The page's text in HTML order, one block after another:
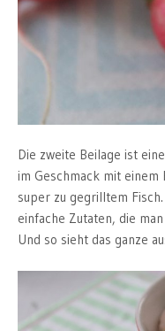
Die zweite Beilage ist
im Geschmack mit einem
super zu gegrilltem
einfache Zutaten, die
Und so sieht das ganze